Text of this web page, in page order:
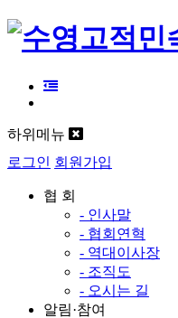
하위메뉴
로그인 회원가입
협 회
- 인사말
- 협회연혁
- 역대이사장
- 조직도
- 오시는 길
알림·참여